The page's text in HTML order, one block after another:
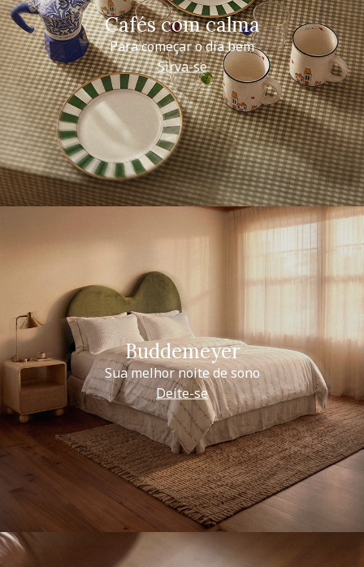
Cafés com calma
Para começar o dia bem
Sirva-se
Buddemeyer
Sua melhor noite de sono
Deite-se